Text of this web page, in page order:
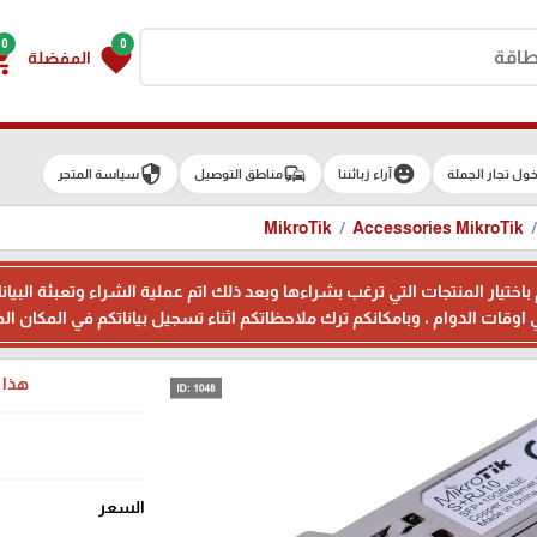
0
favorite المفضلة
0
تجار الجملة emoji_emotionsآراء زبائننا commuteمناطق التوصيل securityسياسة المتجر
MikroTik Accessories MikroTik
باختيار المنتجات التي ترغب بشراءها وبعد ذلك اتم عملية الشراء
هذا
السعر